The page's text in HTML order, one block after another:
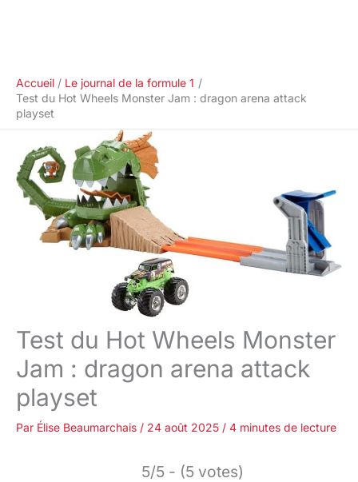
Accueil
Le journal de la formule 1
Test du Hot Wheels Monster Jam : dragon arena attack
playset
Test du Hot Wheels Monster
Jam : dragon arena attack
playset
Par Élise Beaumarchais / 24 août 2025 / 4 minutes de lecture
5/5 - (5 votes)